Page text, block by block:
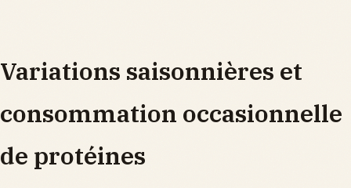
Variations saisonnières et
consommation occasionnelle
de protéines